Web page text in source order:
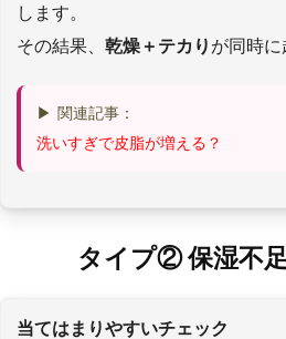
します。
その結果、 乾燥＋テカり が同時に
▶ 関連記事：
洗いすぎで皮脂が増える？
タイプ② 保湿不
当てはまりやすいチェック